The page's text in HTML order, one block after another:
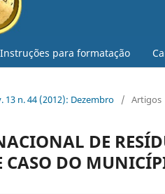
Instruções para formatação
13 n. 44 (2012): Dezembro / Artigos
DE
CASO DO